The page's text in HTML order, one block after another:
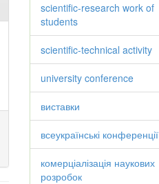
scientific-research work of
students
scientific-technical activity
university conference
виставки
всеукраїнські конференції
комерціалізація наукових
розробок